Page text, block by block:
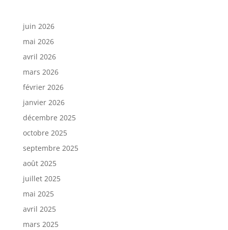
juin 2026
mai 2026
avril 2026
mars 2026
février 2026
janvier 2026
décembre 2025
octobre 2025
septembre 2025
août 2025
juillet 2025
mai 2025
avril 2025
mars 2025